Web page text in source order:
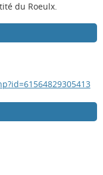
du Roeulx.